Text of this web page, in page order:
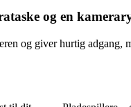
og en
og giver hurtig